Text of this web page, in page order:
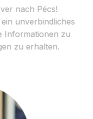
nach Pécs!
unverbindliches
Informationen zu
zu erhalten.